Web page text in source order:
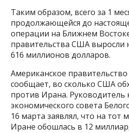
Таким образом, всего за 1
продолжающейся до
операции на Ближнем
правительства США выросли
616 миллионов долларов.
Американское
сообщает, во сколько США
против Ирана. Руководитель
экономического совета
16 марта заявлял, что на тот
Иране обошлась в 12